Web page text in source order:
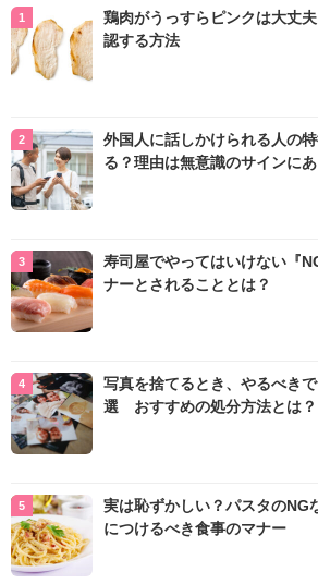
鶏肉がうっすらピンクは大丈
認する方法
外国人に話しかけられる人の
る？理由は無意識のサインにあ
寿司屋でやってはいけない『
ナーとされることとは？
写真を捨てるとき、やるべき
選 おすすめの処分方法とは？
実は恥ずかしい？パスタのNG
につけるべき食事のマナー